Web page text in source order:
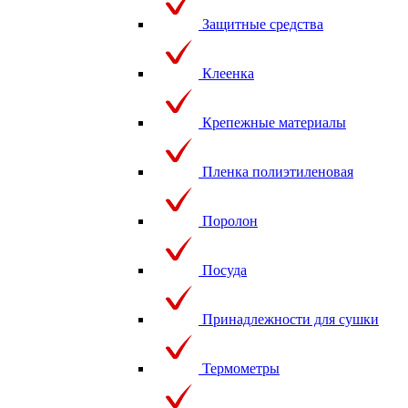
Защитные средства
Клеенка
Крепежные материалы
Пленка полиэтиленовая
Поролон
Посуда
Принадлежности для сушки
Термометры